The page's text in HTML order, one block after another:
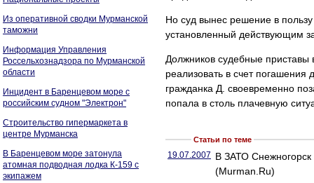
Из оперативной сводки Мурманской
таможни
Информация Управления
Россельхознадзора по Мурманской
области
Инцидент в Баренцевом море с
российским судном "Электрон"
Строительство гипермаркета в
центре Мурманска
В Баренцевом море затонула
атомная подводная лодка К-159 с
экипажем
Но суд вынес решение в
установленный действующим
Должников судебные
реализовать в счет
гражданка Д. своевременно
попала в столь плачевную
Статьи по теме
19.07.2007 В ЗАТО
(Murman.Ru)